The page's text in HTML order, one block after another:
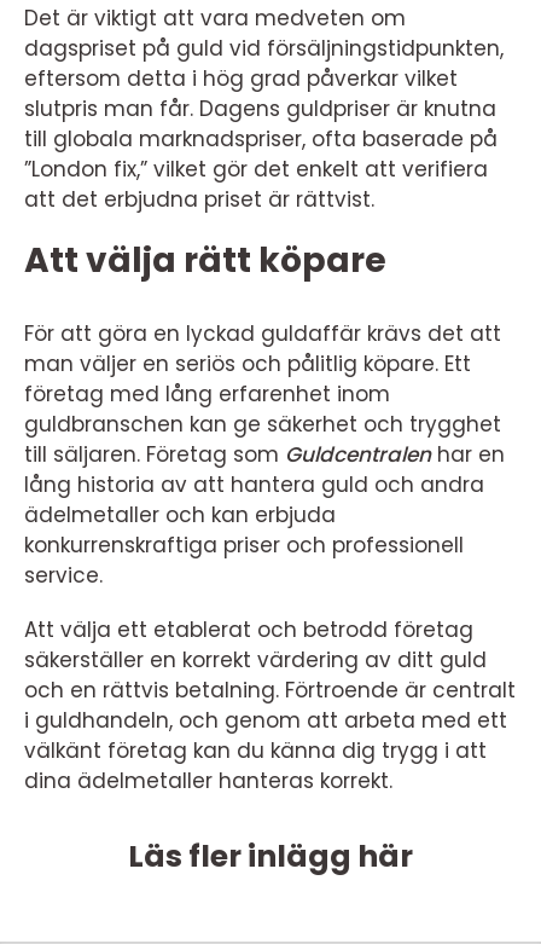
Det är viktigt att vara medveten om
dagspriset på guld vid försäljningstidpunkten,
eftersom detta i hög grad påverkar vilket
slutpris man får. Dagens guldpriser är knutna
till globala marknadspriser, ofta baserade på
”London fix,” vilket gör det enkelt att verifiera
att det erbjudna priset är rättvist.
Att välja rätt köpare
För att göra en lyckad guldaffär krävs det att
man väljer en seriös och pålitlig köpare. Ett
företag med lång erfarenhet inom
guldbranschen kan ge säkerhet och trygghet
till säljaren. Företag som Guldcentralen har en
lång historia av att hantera guld och andra
ädelmetaller och kan erbjuda
konkurrenskraftiga priser och professionell
service.
Att välja ett etablerat och betrodd företag
säkerställer en korrekt värdering av ditt guld
och en rättvis betalning. Förtroende är centralt
i guldhandeln, och genom att arbeta med ett
välkänt företag kan du känna dig trygg i att
dina ädelmetaller hanteras korrekt.
Läs fler inlägg här